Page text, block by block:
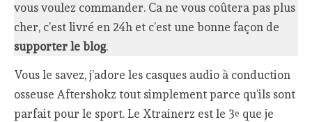
vous voulez commander. Ca ne vous coûtera pas plus
cher, c’est livré en 24h et c’est une bonne façon de
supporter le blog.
Vous le savez, j’adore les casques audio à conduction
osseuse Aftershokz tout simplement parce qu’ils sont
parfait pour le sport. Le Xtrainerz est le 3e que je